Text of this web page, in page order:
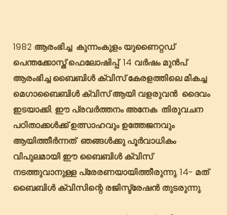
1982 ആരംഭിച്ച  കുന്നംകുളം യുണൈറ്റഡ്
പെന്തക്കോസ്ത് ഫെലോഷിപ്പ്  14 വർഷം മുൻപ്
ആരംഭിച്ച ബൈബിൾ ക്വിസ് കേരളത്തിലെ മികച്ച
മെഗാബൈബിൾ ക്വിസ് ആയി വളരുവൻ  ദൈവം
ഇടയാക്കി. ഈ പ്രവർത്തനം അനേക  തിരുവചന
പഠിതാക്കൾക്ക് ഉത്സാഹവും ഉത്തേജനവും
ആയിത്തീർന്നത്  ഞങ്ങൾക്കു പൂർവാധികം
വിപുലമായി ഈ ബൈബിൾ ക്വിസ്
നടത്തുവാനുള്ള പ്രേരണയായിത്തീരുന്നു. 14- മത്
ബൈബിൾ ക്വിസിന്റെ രജിസ്ട്രേഷൻ തുടരുന്നു.